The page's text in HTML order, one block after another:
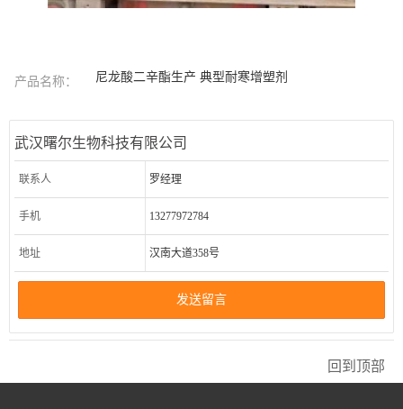
产品名称： 尼龙酸二辛酯生产 典型耐寒增塑剂
武汉曙尔生物科技有限公司
联系人 罗经理
手机 13277972784
地址 汉南大道358号
发送留言
回到顶部